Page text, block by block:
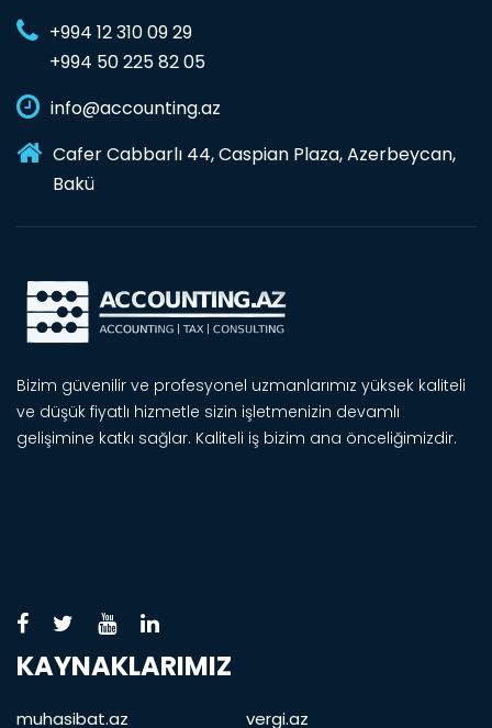
+994 12 310 09 29
+994 50 225 82 05
info@accounting.az
Cafer Cabbarlı 44, Caspian Plaza, Azerbeycan,
Bakü
Bizim güvenilir ve profesyonel uzmanlarımız yüksek kaliteli
ve düşük fiyatlı hizmetle sizin işletmenizin devamlı
gelişimine katkı sağlar. Kaliteli iş bizim ana önceliğimizdir.
KAYNAKLARIMIZ
muhasibat.az vergi.az